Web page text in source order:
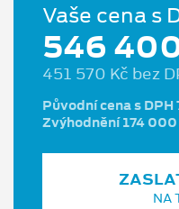
Vaše cena s
546
451 570 Kč bez
Původní cena s
Zvýhodnění 174 000
NA